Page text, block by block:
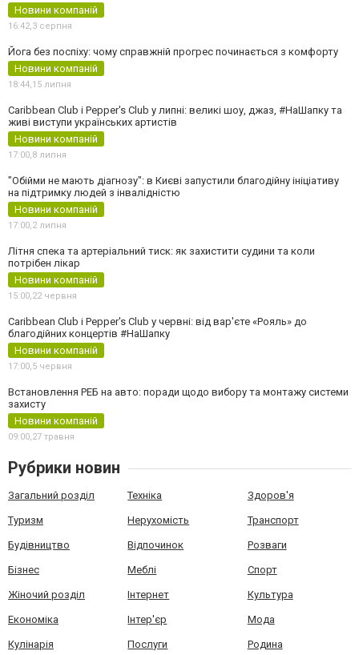
Новини компаній
16:42,3 серпня
Йога без поспіху: чому справжній прогрес починається з комфорту
Новини компаній
18:44,15 липня
Caribbean Club і Pepper's Club у липні: великі шоу, джаз, #НаШапку та
живі виступи українських артистів
Новини компаній
17:00,8 липня
"Обійми не мають діагнозу": в Києві запустили благодійну ініціативу
на підтримку людей з інвалідністю
Новини компаній
17:00,2 липня
Літня спека та артеріальний тиск: як захистити судини та коли
потрібен лікар
Новини компаній
15:00,22 червня
Caribbean Club і Pepper's Club у червні: від вар'єте «Рояль» до
благодійних концертів #НаШапку
Новини компаній
17:00,5 червня
Встановлення РЕБ на авто: поради щодо вибору та монтажу системи
захисту
Новини компаній
09:00,27 травня
Рубрики новин
Загальний розділ Техніка Здоров'я
Туризм Нерухомість Транспорт
Будівництво Відпочинок Розваги
Бізнес Меблі Спорт
Жіночий розділ Інтернет Культура
Економіка Інтер'єр Мода
Кулінарія Послуги Родина